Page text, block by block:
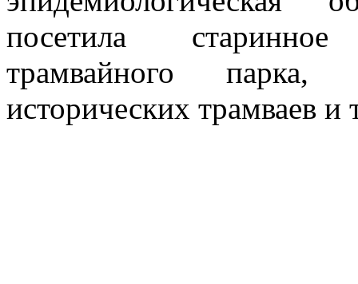
посетила
трамвайного парка,
исторических трамваев и